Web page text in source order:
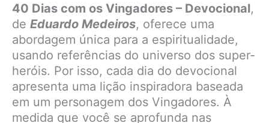
40 Dias com os Vingadores – Devocional,
de Eduardo Medeiros, oferece uma
abordagem única para a espiritualidade,
usando referências do universo dos super-
heróis. Por isso, cada dia do devocional
apresenta uma lição inspiradora baseada
em um personagem dos Vingadores. À
medida que você se aprofunda nas